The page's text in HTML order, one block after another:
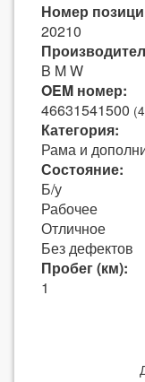
Номер
20210
B M W
OEM номер:
46631541500
Категория:
Рама и
Состояние:
Б/у
Рабочее
Отличное
Без дефектов
Пробег (км):
1